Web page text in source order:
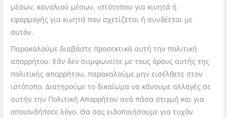
μέσων, καναλιού μέσων, ιστότοπου για κινητά ή
εφαρμογής για κινητά που σχετίζεται ή συνδέεται με
αυτόν.
Παρακαλούμε διαβάστε προσεκτικά αυτή την πολιτική
απορρήτου. Εάν δεν συμφωνείτε με τους όρους αυτής της
πολιτικής απορρήτου, παρακαλούμε μην εισέλθετε στον
ιστότοπο. Διατηρούμε το δικαίωμα να κάνουμε αλλαγές σε
αυτήν την Πολιτική Απορρήτου ανά πάσα στιγμή και για
οποιονδήποτε λόγο. Θα σας ειδοποιήσουμε για τυχόν